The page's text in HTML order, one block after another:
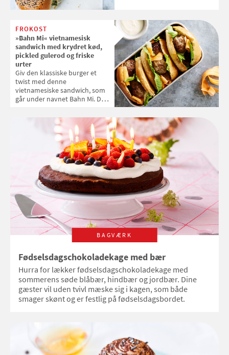
FROKOST
»Bahn Mi« vietnamesisk
sandwich med krydret kød,
pickled gulerod og friske
urter
Giv den klassiske burger et
twist med denne
vietnamesiske sandwich, som
går under navnet Bahn Mi. De
går godt i spænd.
BAGVÆRK
Fødselsdagschokoladekage med bær
Hurra for lækker fødselsdagschokoladekage med
sommerens søde blåbær, hindbær og jordbær. Dine
gæster vil uden tvivl mæske sig i kagen, som både
smager skønt og er festlig på fødselsdagsbordet.